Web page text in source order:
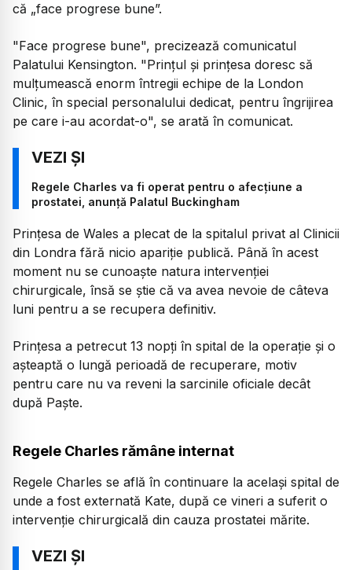
că „face progrese bune”.
"Face progrese bune", precizează comunicatul
Palatului Kensington. "Prinţul şi prinţesa doresc să
mulţumească enorm întregii echipe de la London
Clinic, în special personalului dedicat, pentru îngrijirea
pe care i-au acordat-o", se arată în comunicat.
Regele Charles va fi operat pentru o afecțiune a
prostatei, anunță Palatul Buckingham
Prințesa de Wales a plecat de la spitalul privat al Clinicii
din Londra fără nicio apariție publică. Până în acest
moment nu se cunoaște natura intervenției
chirurgicale, însă se știe că va avea nevoie de câteva
luni pentru a se recupera definitiv.
Prințesa a petrecut 13 nopți în spital de la operație și o
așteaptă o lungă perioadă de recuperare, motiv
pentru care nu va reveni la sarcinile oficiale decât
după Paște.
Regele Charles rămâne internat
Regele Charles se află în continuare la același spital de
unde a fost externată Kate, după ce vineri a suferit o
intervenţie chirurgicală din cauza prostatei mărite.